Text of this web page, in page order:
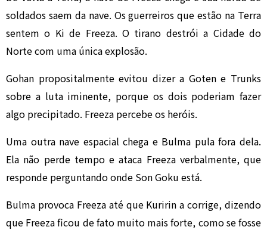
soldados saem da nave. Os guerreiros que estão na Terra
sentem o Ki de Freeza. O tirano destrói a Cidade do
Norte com uma única explosão.
Gohan propositalmente evitou dizer a Goten e Trunks
sobre a luta iminente, porque os dois poderiam fazer
algo precipitado. Freeza percebe os heróis.
Uma outra nave espacial chega e Bulma pula fora dela.
Ela não perde tempo e ataca Freeza verbalmente, que
responde perguntando onde Son Goku está.
Bulma provoca Freeza até que Kuririn a corrige, dizendo
que Freeza ficou de fato muito mais forte, como se fosse